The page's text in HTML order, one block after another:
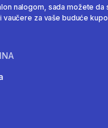
nalogom, sada možete
za vaše buduće